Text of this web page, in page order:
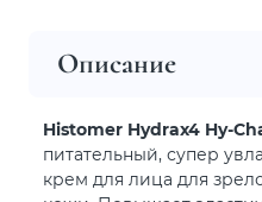
Описание
Histomer Hydrax4 Hy-
питательный, супер
крем для лица для